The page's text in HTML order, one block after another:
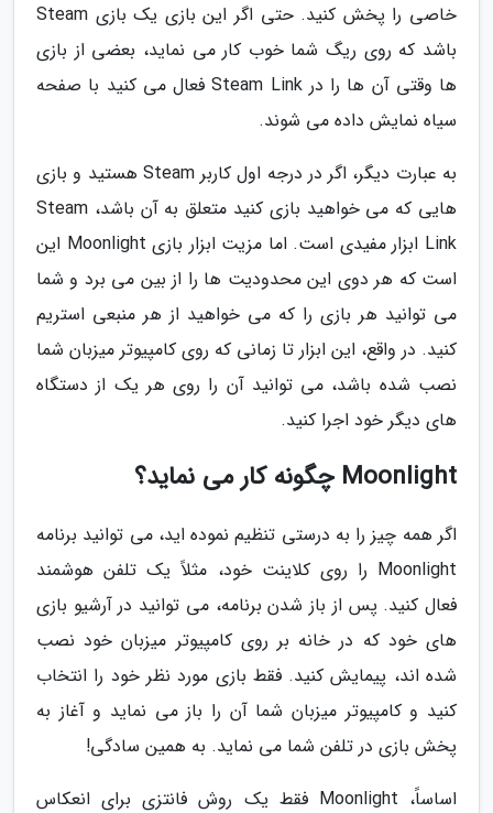
خاصی را پخش کنید. حتی اگر این بازی یک بازی Steam
باشد که روی ریگ شما خوب کار می نماید، بعضی از بازی
ها وقتی آن ها را در Steam Link فعال می کنید با صفحه
سیاه نمایش داده می شوند.
به عبارت دیگر، اگر در درجه اول کاربر Steam هستید و بازی
هایی که می خواهید بازی کنید متعلق به آن باشد، Steam
Link ابزار مفیدی است. اما مزیت ابزار بازی Moonlight این
است که هر دوی این محدودیت ها را از بین می برد و شما
می توانید هر بازی را که می خواهید از هر منبعی استریم
کنید. در واقع، این ابزار تا زمانی که روی کامپیوتر میزبان شما
نصب شده باشد، می توانید آن را روی هر یک از دستگاه
های دیگر خود اجرا کنید.
Moonlight چگونه کار می نماید؟
اگر همه چیز را به درستی تنظیم نموده اید، می توانید برنامه
Moonlight را روی کلاینت خود، مثلاً یک تلفن هوشمند
فعال کنید. پس از باز شدن برنامه، می توانید در آرشیو بازی
های خود که در خانه بر روی کامپیوتر میزبان خود نصب
شده اند، پیمایش کنید. فقط بازی مورد نظر خود را انتخاب
کنید و کامپیوتر میزبان شما آن را باز می نماید و آغاز به
پخش بازی در تلفن شما می نماید. به همین سادگی!
اساساً، Moonlight فقط یک روش فانتزی برای انعکاس